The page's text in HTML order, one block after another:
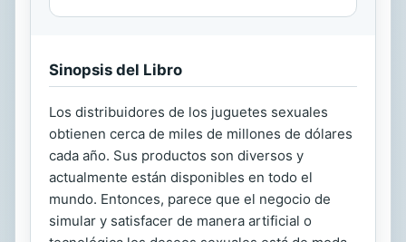
Sinopsis del Libro
Los distribuidores de los juguetes sexuales
obtienen cerca de miles de millones de dólares
cada año. Sus productos son diversos y
actualmente están disponibles en todo el
mundo. Entonces, parece que el negocio de
simular y satisfacer de manera artificial o